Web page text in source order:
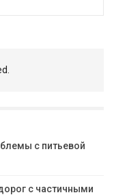
с питьевой
с частичными